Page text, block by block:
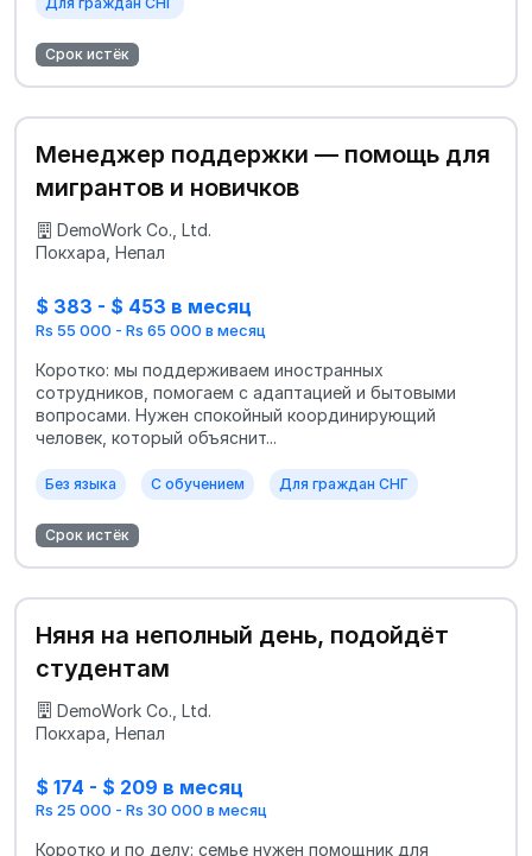
Срок истёк
Менеджер поддержки — помощь для
мигрантов и новичков
DemoWork Co., Ltd.
Покхара, Непал
$ 383 - $ 453 в месяц
Rs 55 000 - Rs 65 000 в месяц
Коротко: мы поддерживаем иностранных
сотрудников, помогаем с адаптацией и бытовыми
вопросами. Нужен спокойный координирующий
человек, который объяснит...
Без языка С обучением Для граждан СНГ
Срок истёк
Няня на неполный день, подойдёт
студентам
DemoWork Co., Ltd.
Покхара, Непал
$ 174 - $ 209 в месяц
Rs 25 000 - Rs 30 000 в месяц
Коротко и по делу: семье нужен помощник для